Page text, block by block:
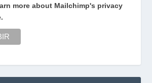
more about Mailchimp's privacy